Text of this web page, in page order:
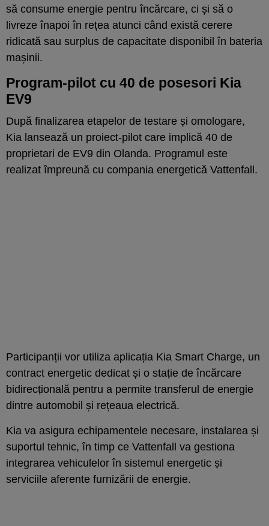
să consume energie pentru încărcare, ci și să o
livreze înapoi în rețea atunci când există cerere
ridicată sau surplus de capacitate disponibil în bateria
mașinii.
Program-pilot cu 40 de posesori Kia
EV9
După finalizarea etapelor de testare și omologare,
Kia lansează un proiect-pilot care implică 40 de
proprietari de EV9 din Olanda. Programul este
realizat împreună cu compania energetică Vattenfall.
Participanții vor utiliza aplicația Kia Smart Charge, un
contract energetic dedicat și o stație de încărcare
bidirecțională pentru a permite transferul de energie
dintre automobil și rețeaua electrică.
Kia va asigura echipamentele necesare, instalarea și
suportul tehnic, în timp ce Vattenfall va gestiona
integrarea vehiculelor în sistemul energetic și
serviciile aferente furnizării de energie.